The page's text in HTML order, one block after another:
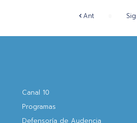
Ant Sig
Canal 10
Programas
Defensoría de Audencia